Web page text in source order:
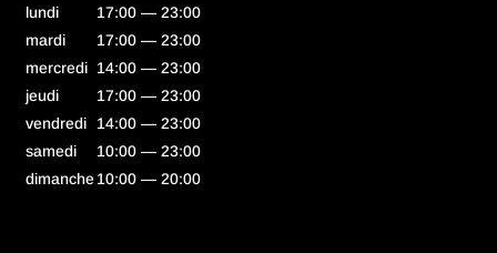
lundi
17:00 — 23:00
mardi
17:00 — 23:00
mercredi 14:00 — 23:00
jeudi
17:00 — 23:00
vendredi
14:00 — 23:00
samedi
10:00 — 23:00
dimanche10:00 — 20:00